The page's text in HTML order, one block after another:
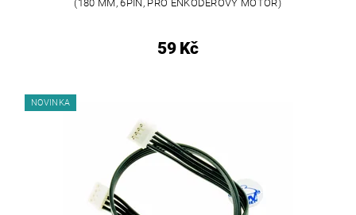
(180 MM, 6PIN, PRO ENKODÉROVÝ MOTOR)
59 Kč
NOVINKA